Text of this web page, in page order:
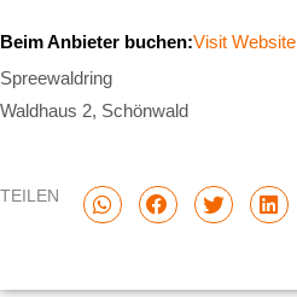
Beim Anbieter buchen:Visit Website
Spreewaldring
Waldhaus 2, Schönwald
TEILEN